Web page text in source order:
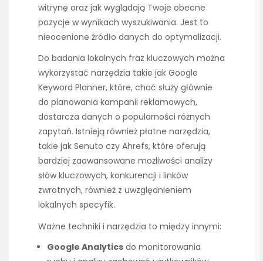
witrynę oraz jak wyglądają Twoje obecne
pozycje w wynikach wyszukiwania. Jest to
nieocenione źródło danych do optymalizacji.
Do badania lokalnych fraz kluczowych można
wykorzystać narzędzia takie jak Google
Keyword Planner, które, choć służy głównie
do planowania kampanii reklamowych,
dostarcza danych o popularności różnych
zapytań. Istnieją również płatne narzędzia,
takie jak Senuto czy Ahrefs, które oferują
bardziej zaawansowane możliwości analizy
słów kluczowych, konkurencji i linków
zwrotnych, również z uwzględnieniem
lokalnych specyfik.
Ważne techniki i narzędzia to między innymi:
Google Analytics do monitorowania